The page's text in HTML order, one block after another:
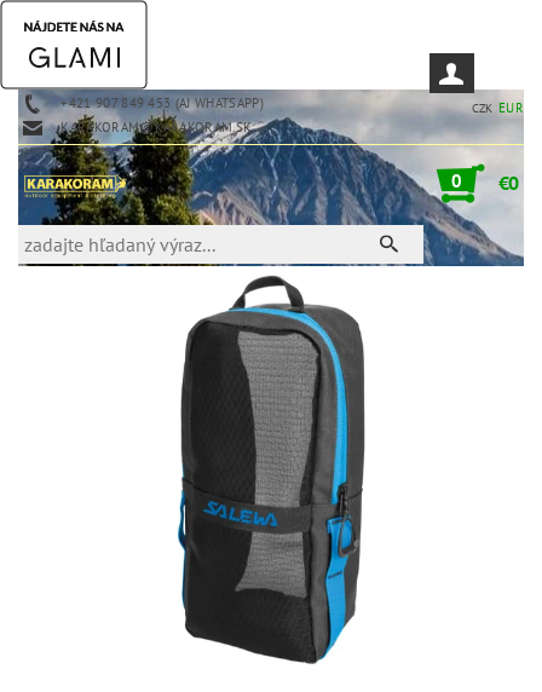
+421 907 849 453 (AJ WHATSAPP)
KARAKORAM@KARAKORAM.SK
CZK EUR
0 €0